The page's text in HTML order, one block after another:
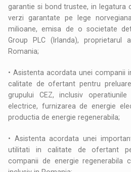
garantie si bond trustee, in legatura
verzi garantate pe lege
milioane, emisa de o societate
Group PLC (Irlanda), proprietarul
Romania;
• Asistenta acordata unei companii
calitate de ofertant pentru
grupului CEZ, inclusiv
electrice, furnizarea de energie
productia de energie regenerabila;
• Asistenta acordata unei
utilitati in calitate de ofertant
companii de energie regenerabila